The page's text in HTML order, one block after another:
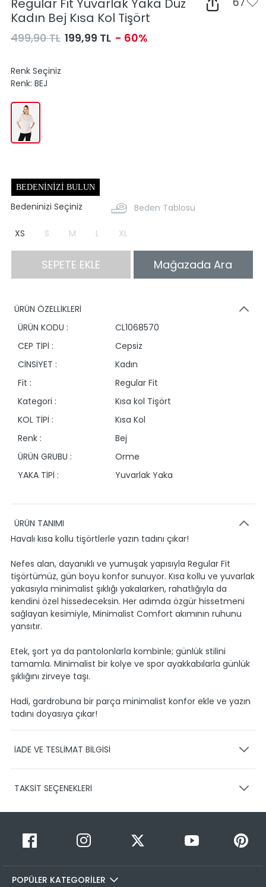
Regular Fit Yuvarlak Yaka Düz
Kadın Bej Kısa Kol Tişört
499,90 TL 199,99 TL - 60%
Renk Seçiniz
Renk: BEJ
BEDENINIZI BULUN
Bedeninizi Seçiniz Beden Tablosu
XS S M L XL
SEPETE EKLE Mağazada Ara
ÜRÜN ÖZELLİKLERİ
ÜRÜN KODU :
CL1068570
CEP TİPİ :
Cepsiz
CİNSİYET :
Kadın
Fit :
Regular Fit
Kategori :
Kısa kol Tişört
KOL TİPİ :
Kısa Kol
Renk :
Bej
ÜRÜN GRUBU :
Orme
YAKA TİPİ :
Yuvarlak Yaka
ÜRÜN TANIMI
Havalı kısa kollu tişörtlerle yazın tadını çıkar!
Nefes alan, dayanıklı ve yumuşak yapısıyla Regular Fit
tişörtümüz, gün boyu konfor sunuyor. Kısa kollu ve yuvarlak
yakasıyla minimalist şıklığı yakalarken, rahatlığıyla da
kendini özel hissedeceksin. Her adımda özgür hissetmeni
sağlayan kesimiyle, Minimalist Comfort akımının ruhunu
yansıtır.
Etek, şort ya da pantolonlarla kombinle; günlük stilini
tamamla. Minimalist bir kolye ve spor ayakkabılarla günlük
şıklığını zirveye taşı.
Hadi, gardrobuna bir parça minimalist konfor ekle ve yazın
tadını doyasıya çıkar!
İADE VE TESLİMAT BİLGİSİ
Ürünlerinizin gönderimini anlaşmalı olduğumuz PTT,
1-3 iş günü içerisinde kargoya teslim edilir.
Siparişimin kargo takibini nasıl yapabilirim?
Hesabım/Siparişlerim paneli üzerinden ilgili siparişinize ait
TAKSİT SEÇENEKLERİ
Taksit Sayısı Taksit Miktarı
Taksitli Tutar
Toplam
199,99 TL
2
100,00 TL
POPÜLER KATEGORİLER